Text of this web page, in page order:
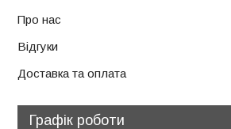
Про нас
Відгуки
Доставка та оплата
Графік роботи